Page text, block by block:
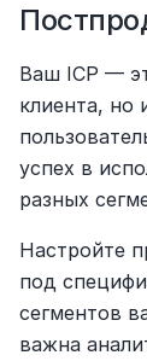
Ваш ICP —
клиента, но
успех в
разных
Настройте
под
сегментов
важна